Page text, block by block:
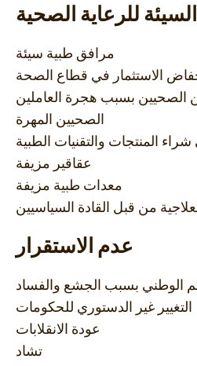
السيئة للرعاية الصحية
مرافق طبية سيئة
الاستثمار في قطاع الصحة
الصحيين بسبب هجرة العاملين
الصحيين المهرة
المنتجات والتقنيات الطبية
عقاقير مزيفة
معدات طبية مزيفة
من قبل القادة السياسيين
عدم الاستقرار
الوطني بسبب الجشع والفساد
التغيير غير الدستوري للحكومات
عودة الانقلابات
تشاد